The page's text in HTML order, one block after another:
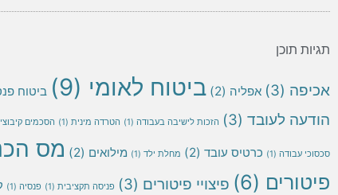
תגיות תוכן
אכיפה (3) אפליה (2) ביטוח לאומי (9) ביטוח
הודעה לעובד (3) הזכות לישיבה בעבודה (1) הטרדה מינית (1) הסכמים
סכסוכי עבודה (1) כרטיס עובד (2) מחלת ילד (1) מילואים (2) מס
פיטורים (6) פיצויי פיטורים (3) פניסה תקציבית (1) פנסיה (1)